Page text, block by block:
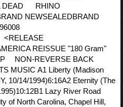
DEAD RHINO
NEWSEALEDBRAND
<RELEASE
REISSUE "180 Gram"
NON-REVERSE BACK
MUSIC A1 Liberty (Madison
10/14/1994)6:16A2 Eternity (The
Lazy River Road
of North Carolina, Chapel Hill,